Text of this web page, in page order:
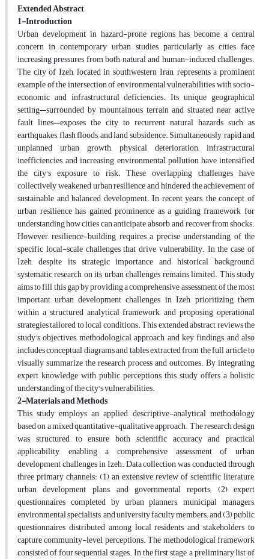
Extended Abstract
1-Introduction
Urban development in hazard-prone regions has become a central
concern in contemporary urban studies, particularly as cities face
increasing pressures from both natural and human-induced challenges.
The city of Izeh, located in southwestern Iran, represents a prominent
example of the intersection of environmental vulnerabilities with socio-
economic and infrastructural deficiencies. Its unique geographical
setting—surrounded by mountainous terrain and situated near active
fault lines—exposes the city to recurrent natural hazards such as
earthquakes, flash floods, and land subsidence. Simultaneously, rapid and
unplanned urban growth, physical deterioration, infrastructural
inefficiencies, and increasing environmental pollution have intensified
the city's exposure to risk. These overlapping challenges have
collectively weakened urban resilience and hindered the achievement of
sustainable and balanced development. In recent years, the concept of
urban resilience has gained prominence as a guiding framework for
understanding how cities can anticipate, absorb, and recover from shocks.
However, resilience-building requires a precise understanding of the
specific local-scale challenges that drive vulnerability. In the case of
Izeh, despite its strategic importance and historical background,
systematic research on its urban challenges remains limited. This study
aims to fill this gap by providing a comprehensive assessment of the most
important urban development challenges in Izeh, prioritizing them
within a structured analytical framework, and proposing operational
strategies tailored to local conditions. This extended abstract reviews the
study's objectives, methodological approach, and key findings, and also
includes conceptual diagrams and tables extracted from the full article to
visually summarize the research process and outcomes. By integrating
expert knowledge with public perceptions, this study offers a holistic
understanding of the city's vulnerabilities.
2-Materials and Methods
This study employs an applied, descriptive-analytical methodology
based on a mixed quantitative-qualitative approach. The research design
was structured to ensure both scientific accuracy and practical
applicability, enabling a comprehensive assessment of urban
development challenges in Izeh. Data collection was conducted through
three primary channels: (1) an extensive review of scientific literature,
urban development plans, and governmental reports; (2) expert
questionnaires completed by urban planners, municipal managers,
environmental specialists, and university faculty members; and (3) public
questionnaires distributed among local residents and stakeholders to
capture community-level perceptions. The methodological framework
consisted of four sequential stages. In the first stage, a preliminary list of